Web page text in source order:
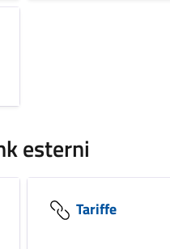
esterni
Tariffe